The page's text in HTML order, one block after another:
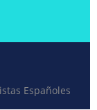
Españoles